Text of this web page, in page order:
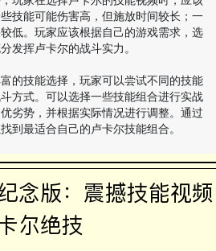
技能可能伤害高，但施放时间较长；一
低。玩家应该根据自己的游戏需求，选
发挥卢卡尔的战斗实力。
的技能选择，玩家可以尝试不同的技能
方式。可以选择一些技能组合进行实战
劣势，并根据实际情况进行调整。通过
到最适合自己的卢卡尔技能组合。